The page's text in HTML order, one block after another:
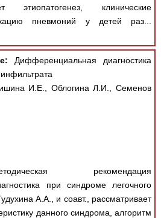
этиопатогенез, клинические
пневмоний у детей раз...
Дифференциальная диагностика
И.Е., Облогина Л.И., Семенов
рекомендация
при синдроме легочного
А.А., и соавт., рассматривает
данного синдрома, алгоритм